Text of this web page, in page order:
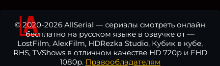
© 2020-2026 AllSerial — сериалы смотреть онлайн
бесплатно на русском языке в озвучке от —
LostFilm, AlexFilm, HDRezka Studio, Кубик в кубе,
RHS, TVShows в отличном качестве HD 720p и FHD
1080p. Правообладателям